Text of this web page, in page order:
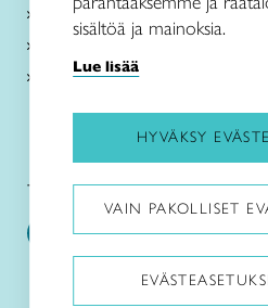
Toimipaikat
Verkkokauppa
Taito Keski-Pohjanmaa:
sisältöä ja mainoksia.
Lue lisää
HYVÄKSY
VAIN PAKOLLISET